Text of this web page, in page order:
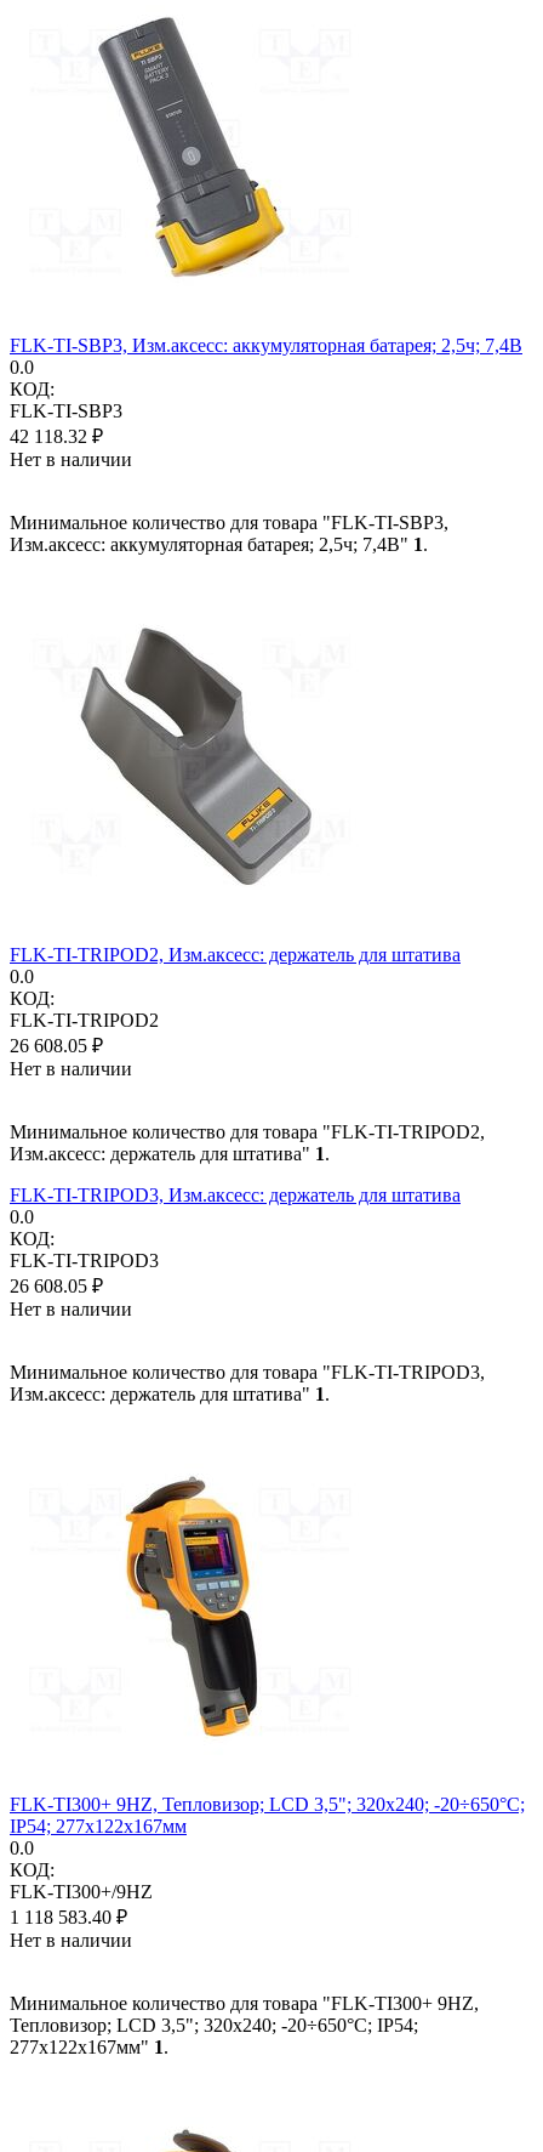
FLK-TI-SBP3, Изм.аксесс: аккумуляторная батарея; 2,5ч; 7,4В
0.0
КОД:
FLK-TI-SBP3
42 118.32 ₽
Нет в наличии
Минимальное количество для товара "FLK-TI-SBP3,
Изм.аксесс: аккумуляторная батарея; 2,5ч; 7,4В" 1.
FLK-TI-TRIPOD2, Изм.аксесс: держатель для штатива
0.0
КОД:
FLK-TI-TRIPOD2
26 608.05 ₽
Нет в наличии
Минимальное количество для товара "FLK-TI-TRIPOD2,
Изм.аксесс: держатель для штатива" 1.
FLK-TI-TRIPOD3, Изм.аксесс: держатель для штатива
0.0
КОД:
FLK-TI-TRIPOD3
26 608.05 ₽
Нет в наличии
Минимальное количество для товара "FLK-TI-TRIPOD3,
Изм.аксесс: держатель для штатива" 1.
FLK-TI300+ 9HZ, Тепловизор; LCD 3,5"; 320x240; -20÷650°C;
IP54; 277x122x167мм
0.0
КОД:
FLK-TI300+/9HZ
1 118 583.40 ₽
Нет в наличии
Минимальное количество для товара "FLK-TI300+ 9HZ,
Тепловизор; LCD 3,5"; 320x240; -20÷650°C; IP54;
277x122x167мм" 1.